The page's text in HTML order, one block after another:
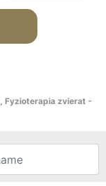
Fyzioterapia zvierat -